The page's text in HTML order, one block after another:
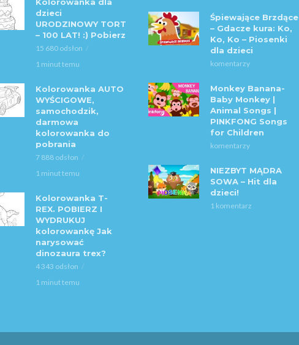
dzieci
URODZINOWY TORT
– 100 LAT! :) Pobierz
15 680 odsłon
1 minut temu
Kolorowanka AUTO
WYŚCIGOWE,
samochodzik,
darmowa
kolorowanka do
pobrania
7 888 odsłon
1 minut temu
Kolorowanka T-
REX. POBIERZ I
WYDRUKUJ
kolorowankę Jak
narysować
dinozaura trex?
4 343 odsłon
1 minut temu
Śpiewające Brzdące
– Gdacze kura: Ko,
Ko, Ko – Piosenki
dla dzieci
komentarzy
Monkey Banana-
Baby Monkey |
Animal Songs |
PINKFONG Songs
for Children
komentarzy
NIEZBYT MĄDRA
SOWA – Hit dla
dzieci!
1 komentarz